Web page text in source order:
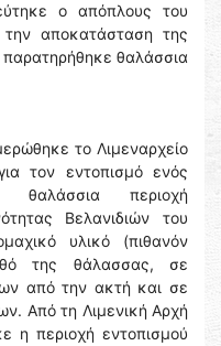
ο απόπλους του
την αποκατάσταση της
θαλάσσια
το Λιμεναρχείο
τον εντοπισμό ενός
θαλάσσια περιοχή
Βελανιδιών του
υλικό (πιθανόν
της θάλασσας, σε
από την ακτή και σε
Από τη Λιμενική Αρχή
η περιοχή εντοπισμού